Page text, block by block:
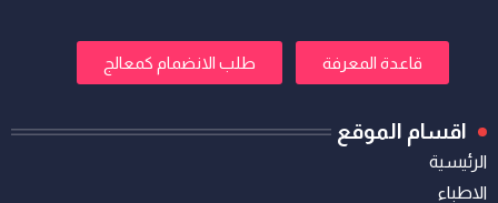
قاعدة المعرفة طلب الانضمام كمعالج
اقسام الموقع
الرئيسية
الاطباء